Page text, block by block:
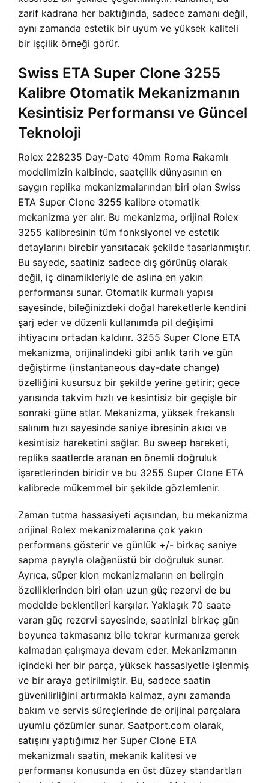
zarif kadrana her baktığında, sadece zamanı değil,
aynı zamanda estetik bir uyum ve yüksek kaliteli
bir işçilik örneği görür.
Swiss ETA Super Clone 3255
Kalibre Otomatik Mekanizmanın
Kesintisiz Performansı ve Güncel
Teknoloji
Rolex 228235 Day-Date 40mm Roma Rakamlı
modelimizin kalbinde, saatçilik dünyasının en
saygın replika mekanizmalarından biri olan Swiss
ETA Super Clone 3255 kalibre otomatik
mekanizma yer alır. Bu mekanizma, orijinal Rolex
3255 kalibresinin tüm fonksiyonel ve estetik
detaylarını birebir yansıtacak şekilde tasarlanmıştır.
Bu sayede, saatiniz sadece dış görünüş olarak
değil, iç dinamikleriyle de aslına en yakın
performansı sunar. Otomatik kurmalı yapısı
sayesinde, bileğinizdeki doğal hareketlerle kendini
şarj eder ve düzenli kullanımda pil değişimi
ihtiyacını ortadan kaldırır. 3255 Super Clone ETA
mekanizma, orijinalindeki gibi anlık tarih ve gün
değiştirme (instantaneous day-date change)
özelliğini kusursuz bir şekilde yerine getirir; gece
yarısında takvim hızlı ve kesintisiz bir geçişle bir
sonraki güne atlar. Mekanizma, yüksek frekanslı
salınım hızı sayesinde saniye ibresinin akıcı ve
kesintisiz hareketini sağlar. Bu sweep hareketi,
replika saatlerde aranan en önemli doğruluk
işaretlerinden biridir ve bu 3255 Super Clone ETA
kalibrede mükemmel bir şekilde gözlemlenir.
Zaman tutma hassasiyeti açısından, bu mekanizma
orijinal Rolex mekanizmalarına çok yakın
performans gösterir ve günlük +/- birkaç saniye
sapma payıyla olağanüstü bir doğruluk sunar.
Ayrıca, süper klon mekanizmaların en belirgin
özelliklerinden biri olan uzun güç rezervi de bu
modelde beklentileri karşılar. Yaklaşık 70 saate
varan güç rezervi sayesinde, saatinizi birkaç gün
boyunca takmasanız bile tekrar kurmanıza gerek
kalmadan çalışmaya devam eder. Mekanizmanın
içindeki her bir parça, yüksek hassasiyetle işlenmiş
ve bir araya getirilmiştir. Bu, sadece saatin
güvenilirliğini artırmakla kalmaz, aynı zamanda
bakım ve servis süreçlerinde de orijinal parçalara
uyumlu çözümler sunar. Saatport.com olarak,
satışını yaptığımız her Super Clone ETA
mekanizmalı saatin, mekanik kalitesi ve
performansı konusunda en üst düzey standartları